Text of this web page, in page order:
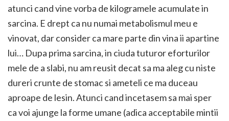
atunci cand vine vorba de kilogramele acumulate in
sarcina. E drept ca nu numai metabolismul meu e
vinovat, dar consider ca mare parte din vina ii apartine
lui… Dupa prima sarcina, in ciuda tuturor eforturilor
mele de a slabi, nu am reusit decat sa ma aleg cu niste
dureri crunte de stomac si ameteli ce ma duceau
aproape de lesin. Atunci cand incetasem sa mai sper
ca voi ajunge la forme umane (adica acceptabile mintii